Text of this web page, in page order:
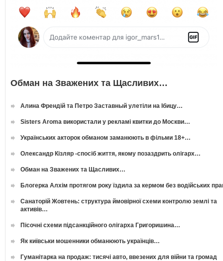
Обман на Зважених та Щасливих…
Алина Френдій та Петро Заставный улетіли на Ібицу…
Sisters Aroma використали у рекламі квитки до Москви…
Українських акторок обманом заманюють в фільми 18+…
Олександр Кізляр -спосіб життя, якому позаздрить олігарх…
Обман на Зважених та Щасливих…
Блогерка Алхім протягом року їздила за кермом без водійських
Санаторій Жовтень: структура ймовірної схеми контролю землі та
активів…
Пісочні схеми підсанкційного олігарха Григоришина…
Як київськи мошенники обманюють українців…
Гуманітарка на продаж: тисячі авто, ввезених для війни та громад